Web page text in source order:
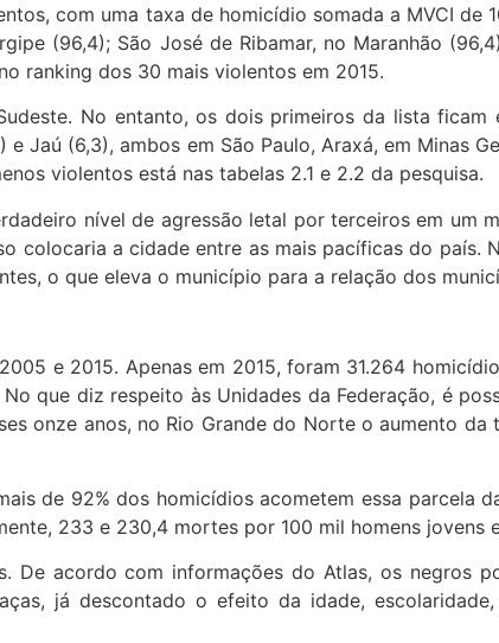
com uma taxa de homicídio somada a MVCI de
(96,4); São José de Ribamar, no Maranhão
ranking dos 30 mais violentos em 2015.
No entanto, os dois primeiros da lista ficam
Jaú (6,3), ambos em São Paulo, Araxá, em Minas
violentos está nas tabelas 2.1 e 2.2 da pesquisa.
nível de agressão letal por terceiros em um
colocaria a cidade entre as mais pacíficas do país.
o que eleva o município para a relação dos
e 2015. Apenas em 2015, foram 31.264
que diz respeito às Unidades da Federação, é
onze anos, no Rio Grande do Norte o aumento
de 92% dos homicídios acometem essa parcela
233 e 230,4 mortes por 100 mil homens jovens
De acordo com informações do Atlas, os negros
já descontado o efeito da idade,